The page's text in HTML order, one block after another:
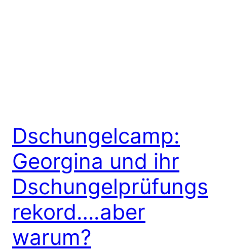
Dschungelcamp:
Georgina und ihr
Dschungelprüfungs
rekord….aber
warum?